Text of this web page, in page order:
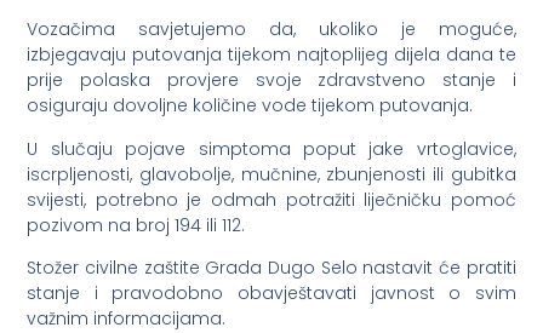
Vozačima savjetujemo da, ukoliko je moguće,
izbjegavaju putovanja tijekom najtoplijeg dijela dana te
prije polaska provjere svoje zdravstveno stanje i
osiguraju dovoljne količine vode tijekom putovanja.
U slučaju pojave simptoma poput jake vrtoglavice,
iscrpljenosti, glavobolje, mučnine, zbunjenosti ili gubitka
svijesti, potrebno je odmah potražiti liječničku pomoć
pozivom na broj 194 ili 112.
Stožer civilne zaštite Grada Dugo Selo nastavit će pratiti
stanje i pravodobno obavještavati javnost o svim
važnim informacijama.